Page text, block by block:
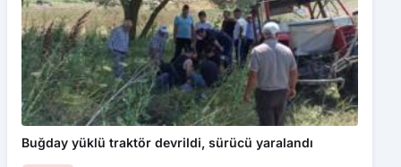
Buğday yüklü traktör devrildi, sürücü yaralandı